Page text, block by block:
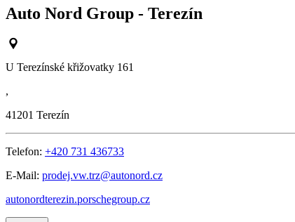
Auto Nord Group - Terezín
U Terezínské křižovatky 161
,
41201 Terezín
Telefon: +420 731 436733
E-Mail: prodej.vw.trz@autonord.cz
autonordterezin.porschegroup.cz